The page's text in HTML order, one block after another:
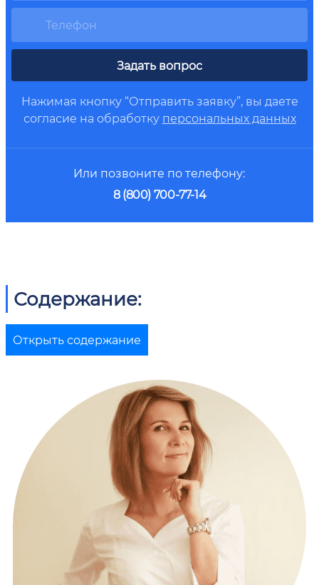
Задать вопрос
Нажимая кнопку “Отправить заявку”, вы даете
согласие на обработку персональных данных
Или позвоните по телефону:
8 (800) 700-77-14
Содержание:
Открыть содержание